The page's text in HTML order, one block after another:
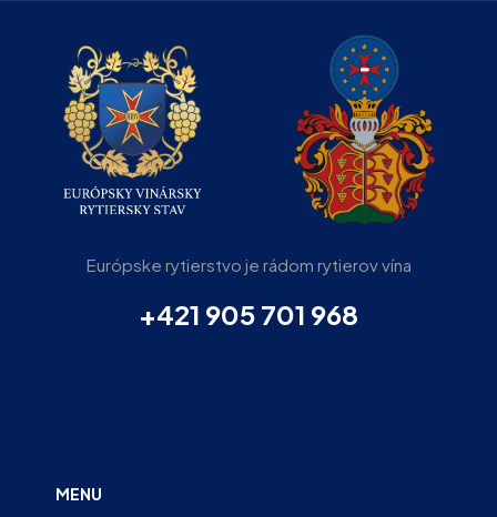
Európske rytierstvo je rádom rytierov vína
+421 905 701 968
MENU